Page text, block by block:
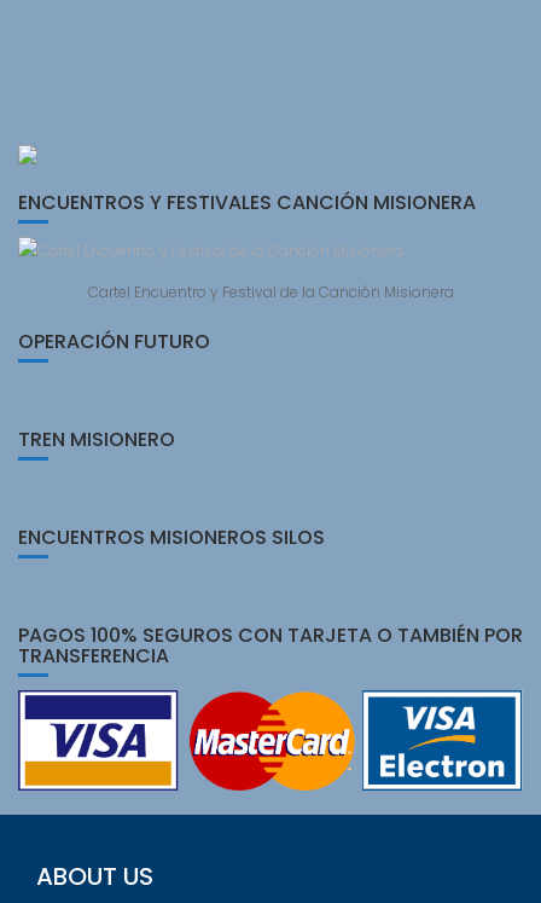
ENCUENTROS Y FESTIVALES CANCIÓN MISIONERA
Cartel Encuentro y Festival de la Canción Misionera
OPERACIÓN FUTURO
TREN MISIONERO
ENCUENTROS MISIONEROS SILOS
PAGOS 100% SEGUROS CON TARJETA O TAMBIÉN POR
TRANSFERENCIA
ABOUT US